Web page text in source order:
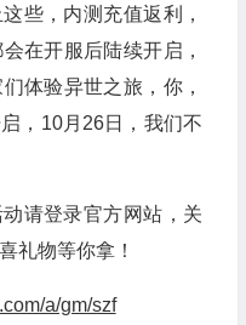
些，内测充值返利，
在开服后陆续开启，
体验异世之旅，你，
，10月26日，我们不
请登录官方网站，关
礼物等你拿！
a/gm/szf